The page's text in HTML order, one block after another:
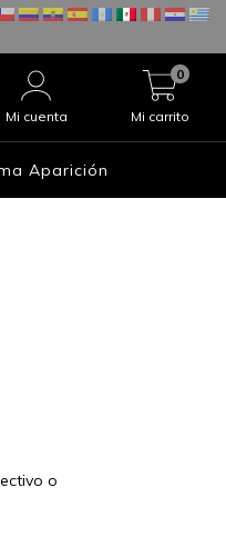
Mi cuenta Mi carrito
0
Aparición
o